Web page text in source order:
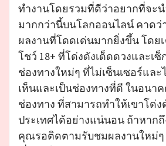
ทำงานโดยรวมที่ดีว่าอยากที่จะ
มากกว่านี้บนโลกออนไลน์ คาดว่
ผลงานที่โดดเด่นมากยิ่งขึ้น โดย
โชว์ 18+ ที่โด่งดังเด็ดดวงและเ
ช่องทางใหม่ๆ ที่ไม่เซ็นเซอร์แล
เห็นและเป็นช่องทางที่ดี ในอนา
ช่องทาง ที่สามารถทำให้เขาโด่ง
ประเทศได้อย่างแน่นอน ถ้าหากถึ
คุณรอติดตามรับชมผลงานใหม่ๆ